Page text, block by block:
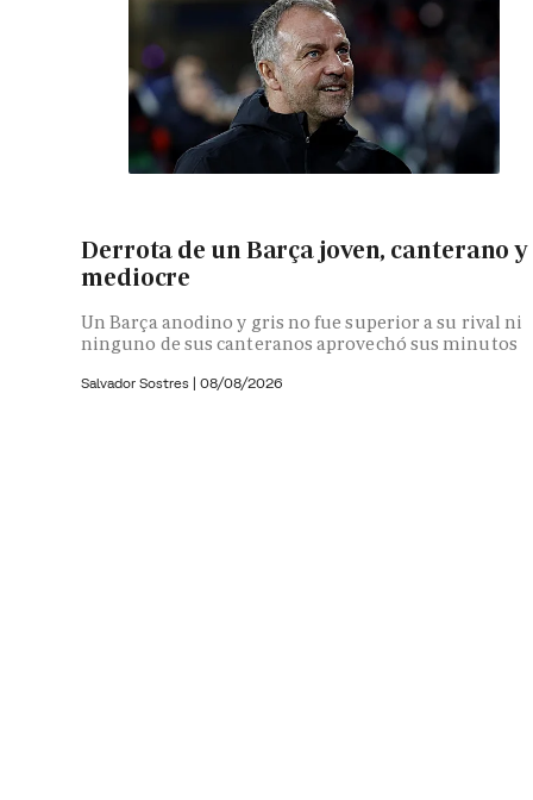
Derrota de un Barça joven, canterano y
mediocre
Un Barça anodino y gris no fue superior a su rival ni
ninguno de sus canteranos aprovechó sus minutos
Salvador Sostres | 08/08/2026